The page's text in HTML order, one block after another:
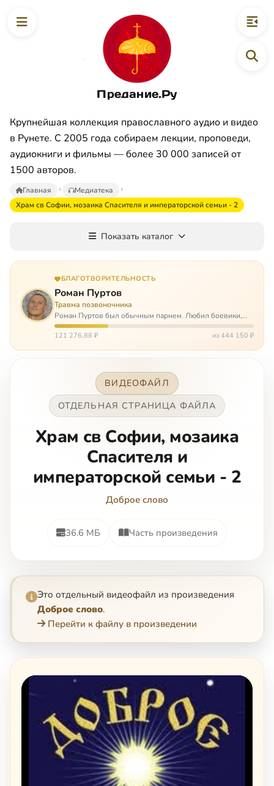
Предание.Ру
Крупнейшая коллекция православного аудио и видео
в Рунете. С 2005 года собираем лекции, проповеди,
аудиокниги и фильмы — более 30 000 записей от
1500 авторов.
Главная
Медиатека
Храм св Софии, мозаика Спасителя и императорской семьи - 2
Показать каталог
БЛАГОТВОРИТЕЛЬНОСТЬ
Роман Пуртов
Травма позвоночника
Роман Пуртов был обычным парнем. Любил боевики,
хорошие автомобили, был не дурак поиграть в комп,
любил жену и обожал дочь. А потом, будучи
121 276,88 ₽ из 444 150 ₽
ВИДЕОФАЙЛ
ОТДЕЛЬНАЯ СТРАНИЦА ФАЙЛА
Храм св Софии, мозаика
Спасителя и
императорской семьи - 2
Доброе слово
36.6 МБ Часть произведения
Это отдельный видеофайл из произведения
Доброе слово.
Перейти к файлу в произведении